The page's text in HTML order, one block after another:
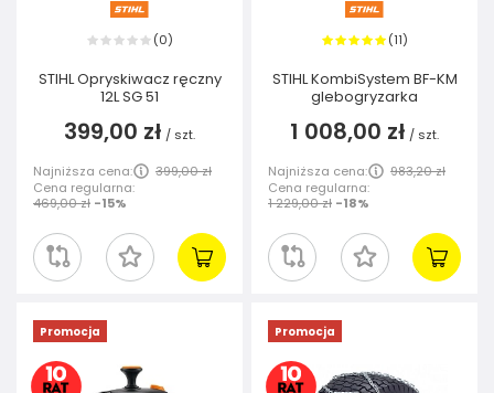
(0)
STIHL Opryskiwacz ręczny
12L SG 51
399,00 zł / szt.
Najniższa cena:
399,00 zł
Cena regularna:
469,00 zł -15%
(11)
STIHL KombiSystem BF-KM
glebogryzarka
1 008,00 zł / szt.
Najniższa cena:
983,20 zł
Cena regularna:
1 229,00 zł -18%
Promocja Promocja